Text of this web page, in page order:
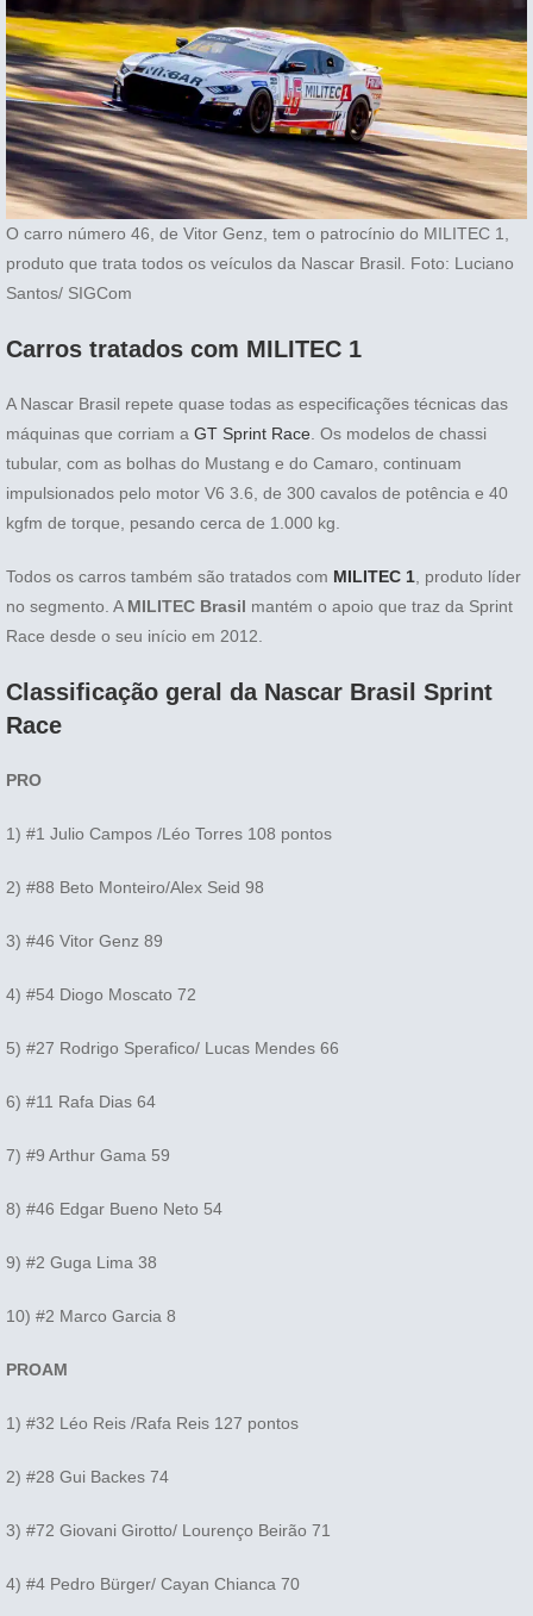
O carro número 46, de Vitor Genz, tem o patrocínio do MILITEC 1,
produto que trata todos os veículos da Nascar Brasil. Foto: Luciano
Santos/ SIGCom
Carros tratados com MILITEC 1
A Nascar Brasil repete quase todas as especificações técnicas das
máquinas que corriam a GT Sprint Race . Os modelos de chassi
tubular, com as bolhas do Mustang e do Camaro, continuam
impulsionados pelo motor V6 3.6, de 300 cavalos de potência e 40
kgfm de torque, pesando cerca de 1.000 kg.
Todos os carros também são tratados com MILITEC 1 , produto líder
no segmento. A MILITEC Brasil mantém o apoio que traz da Sprint
Race desde o seu início em 2012.
Classificação geral da Nascar Brasil Sprint
Race
PRO
1) #1 Julio Campos /Léo Torres 108 pontos
2) #88 Beto Monteiro/Alex Seid 98
3) #46 Vitor Genz 89
4) #54 Diogo Moscato 72
5) #27 Rodrigo Sperafico/ Lucas Mendes 66
6) #11 Rafa Dias 64
7) #9 Arthur Gama 59
8) #46 Edgar Bueno Neto 54
9) #2 Guga Lima 38
10) #2 Marco Garcia 8
PROAM
1) #32 Léo Reis /Rafa Reis 127 pontos
2) #28 Gui Backes 74
3) #72 Giovani Girotto/ Lourenço Beirão 71
4) #4 Pedro Bürger/ Cayan Chianca 70